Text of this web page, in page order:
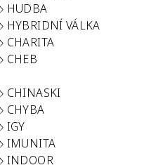
HUDBA
HYBRIDNÍ VÁLKA
CHARITA
CHEB
CHINASKI
CHYBA
IGY
IMUNITA
INDOOR